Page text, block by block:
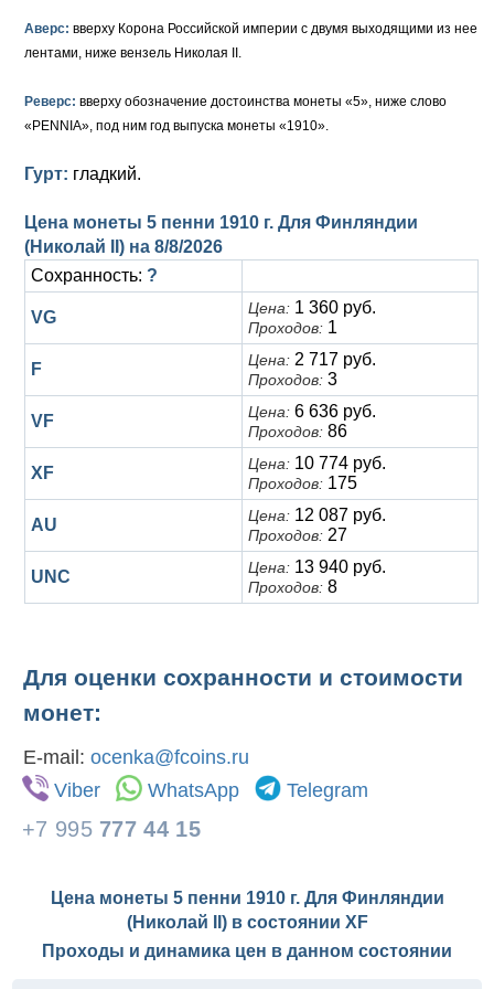
Аверс: вверху Корона Российской империи с двумя выходящими из нее
лентами, ниже вензель Николая II.
Реверс: вверху обозначение достоинства монеты «5», ниже слово
«PENNIA», под ним год выпуска монеты «1910».
Гурт: гладкий.
Цена монеты 5 пенни 1910 г. Для Финляндии
(Николай II) на 8/8/2026
Сохранность: ?
VG Цена: 1 360 руб.
Проходов: 1
F Цена: 2 717 руб.
Проходов: 3
VF Цена: 6 636 руб.
Проходов: 86
XF Цена: 10 774 руб.
Проходов: 175
AU Цена: 12 087 руб.
Проходов: 27
UNC Цена: 13 940 руб.
Проходов: 8
Для оценки сохранности и стоимости
монет:
E-mail: ocenka@fcoins.ru
Viber
WhatsApp Telegram
+7 995 777 44 15
Цена монеты 5 пенни 1910 г. Для Финляндии
(Николай II) в состоянии XF
Проходы и динамика цен в данном состоянии